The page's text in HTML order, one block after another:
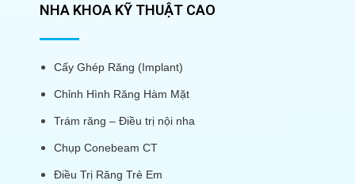
NHA KHOA KỸ THUẬT CAO
Cấy Ghép Răng (Implant)
Chỉnh Hình Răng Hàm Mặt
Trám răng – Điều trị nội nha
Chụp Conebeam CT
Điều Trị Răng Trẻ Em